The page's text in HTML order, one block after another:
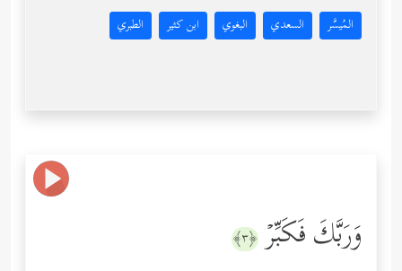
المُيسَّر السعدي البغوي ابن كثير الطبري
وَرَبَّكَ فَكَبِّرۡ ﴿٣﴾